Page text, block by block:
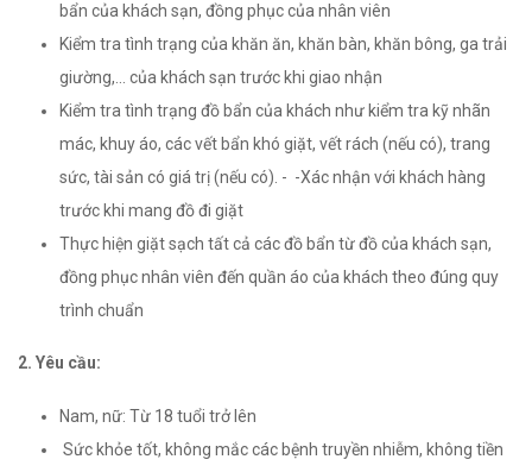
bẩn của khách sạn, đồng phục của nhân viên
Kiểm tra tình trạng của khăn ăn, khăn bàn, khăn bông, ga trải
giường,... của khách sạn trước khi giao nhận
Kiểm tra tình trạng đồ bẩn của khách như kiểm tra kỹ nhãn
mác, khuy áo, các vết bẩn khó giặt, vết rách (nếu có), trang
sức, tài sản có giá trị (nếu có). - -Xác nhận với khách hàng
trước khi mang đồ đi giặt
Thực hiện giặt sạch tất cả các đồ bẩn từ đồ của khách sạn,
đồng phục nhân viên đến quần áo của khách theo đúng quy
trình chuẩn
2. Yêu cầu:
Nam, nữ: Từ 18 tuổi trở lên
Sức khỏe tốt, không mắc các bệnh truyền nhiễm, không tiền